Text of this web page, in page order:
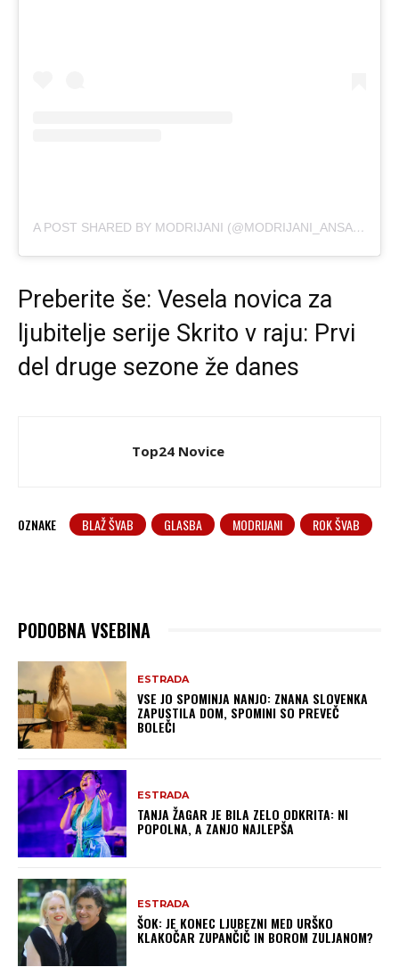
A POST SHARED BY MODRIJANI (@MODRIJANI_ANSAMBEL)
Preberite še: Vesela novica za
ljubitelje serije Skrito v raju: Prvi
del druge sezone že danes
Top24 Novice
OZNAKE BLAŽ ŠVAB GLASBA MODRIJANI ROK ŠVAB
PODOBNA VSEBINA
ESTRADA
VSE JO SPOMINJA NANJO: ZNANA SLOVENKA
ZAPUSTILA DOM, SPOMINI SO PREVEČ
BOLEČI
ESTRADA
TANJA ŽAGAR JE BILA ZELO ODKRITA: NI
POPOLNA, A ZANJO NAJLEPŠA
ESTRADA
ŠOK: JE KONEC LJUBEZNI MED URŠKO
KLAKOČAR ZUPANČIČ IN BOROM ZULJANOM?